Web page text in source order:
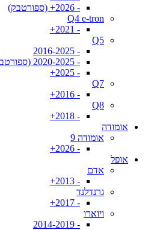
- 2026+ (ספורטבק)
Q4 e-tron
- 2021+
Q5
- 2016-2025
- 2020-2025 (ספורטבק)
- 2025+
Q7
- 2016+
Q8
- 2018+
אומודה
אומודה 9
- 2026+
אופל
אדם
- 2013+
גרנדלנד
- 2017+
ויוארו
- 2014-2019